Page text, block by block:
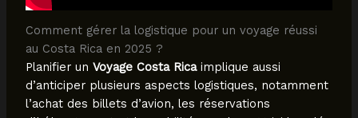
Comment gérer la logistique pour un voyage réussi
au Costa Rica en 2025 ?
Planifier un Voyage Costa Ricaimplique aussi
d’anticiper plusieurs aspects logistiques, notamment
l’achat des billets d’avion, les réservations